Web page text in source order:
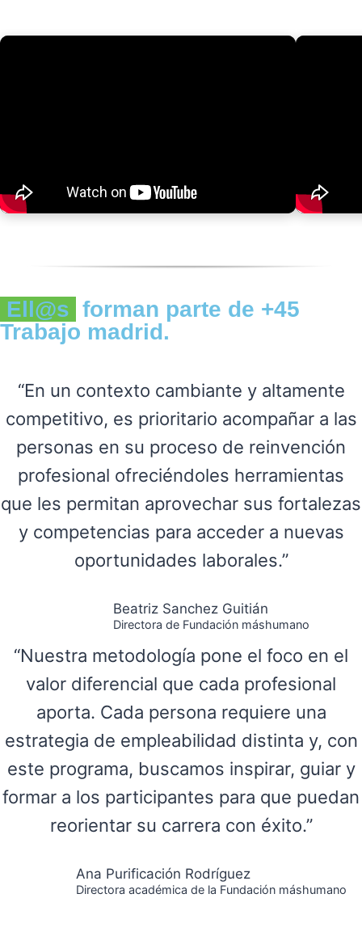
Ell@s forman parte de +45
Trabajo madrid.
“En un contexto cambiante y altamente
competitivo, es prioritario acompañar a las
personas en su proceso de reinvención
profesional ofreciéndoles herramientas
que les permitan aprovechar sus fortalezas
y competencias para acceder a nuevas
oportunidades laborales.”
Beatriz Sanchez Guitián
Directora de Fundación máshumano
“Nuestra metodología pone el foco en el
valor diferencial que cada profesional
aporta. Cada persona requiere una
estrategia de empleabilidad distinta y, con
este programa, buscamos inspirar, guiar y
formar a los participantes para que puedan
reorientar su carrera con éxito.”
Ana Purificación Rodríguez
Directora académica de la Fundación máshumano